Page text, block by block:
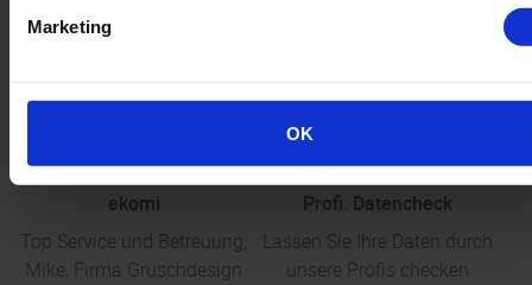
Marketing
OK
ekomi
Top Service und Betreuung;
Mike, Firma Gruschdesign
Profi. Datencheck
Lassen Sie Ihre Daten durch
unsere Profis checken